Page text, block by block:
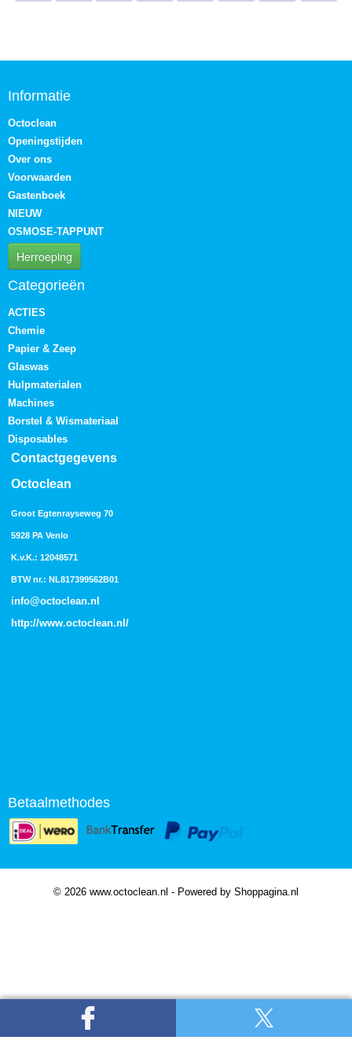
Informatie
Octoclean
Openingstijden
Over ons
Voorwaarden
Gastenboek
NIEUW
OSMOSE-TAPPUNT
Herroeping
Categorieën
ACTIES
Chemie
Papier & Zeep
Glaswas
Hulpmaterialen
Machines
Borstel & Wismateriaal
Disposables
Contactgegevens
Octoclean
Groot Egtenrayseweg 70
5928 PA Venlo
K.v.K.: 12048571
BTW nr.: NL817399562B01
info@octoclean.nl
http://www.octoclean.nl /
Betaalmethodes
© 2026 www.octoclean.nl - Powered by Shoppagina.nl